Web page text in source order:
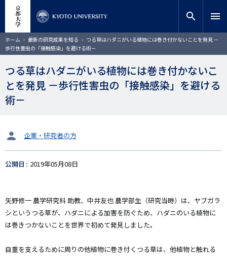
コ
ン
テ
移
サイト内検索
検索
search menu
ホーム 最新の研究成果を知る
つる草はハダニがいる植物には巻き付かないことを発見 －
歩行性害虫の「接触感染」を避ける術－
つる草はハダニがいる植物には巻き付かないこ
とを発見 －歩行性害虫の「接触感染」を避ける
術－
タ
ッ
企業・研究者の方
公開日 2019年05月08日
矢野修一 農学研究科助教、中井友也 農学部生（研究当時）は、ヤブガラ
シというつる草が、ハダニによる加害を防ぐため、ハダニのいる植物に
は巻きつかないことを世界で初めて発見しました。
自重を支えるために周りの他植物に巻き付くつる草は、他植物と触れる